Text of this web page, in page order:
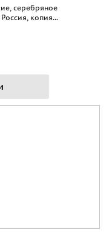
серебряное
копия...